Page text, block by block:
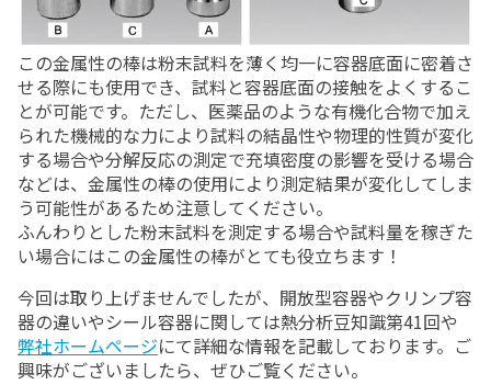
この金属性の棒は粉末試料を薄く均一に容器底面に密着さ
せる際にも使用でき、試料と容器底面の接触をよくするこ
とが可能です。ただし、医薬品のような有機化合物で加え
られた機械的な力により試料の結晶性や物理的性質が変化
する場合や分解反応の測定で充填密度の影響を受ける場合
などは、金属性の棒の使用により測定結果が変化してしま
う可能性があるため注意してください。
ふんわりとした粉末試料を測定する場合や試料量を稼ぎた
い場合にはこの金属性の棒がとても役立ちます！
今回は取り上げませんでしたが、開放型容器やクリンプ容
器の違いやシール容器に関しては熱分析豆知識第41回や
弊社ホームページにて詳細な情報を記載しております。ご
興味がございましたら、ぜひご覧ください。